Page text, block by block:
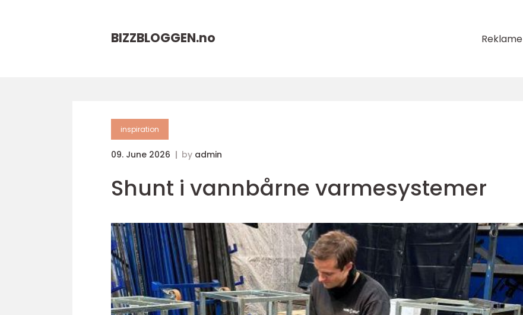
BIZZBLOGGEN.no Reklame
inspiration
09. June 2026 by admin
Shunt i vannbårne varmesystemer